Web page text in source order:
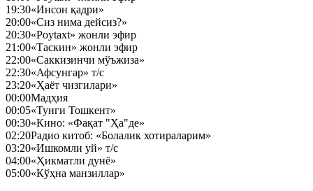
19:30«Инсон қадри»
20:00«Сиз нима дейсиз?»
20:30«Poytaxt» жонли эфир
21:00«Таскин» жонли эфир
22:00«Саккизинчи мўъжиза»
22:30«Афсунгар» т/с
23:20«Ҳаёт чизгилари»
00:00Мадҳия
00:05«Тунги Тошкент»
00:30«Кино: «Фақат "Ҳа"де»
02:20Радио китоб: «Болалик хотираларим»
03:20«Ишкомли уй» т/с
04:00«Ҳикматли дунё»
05:00«Кўҳна манзиллар»